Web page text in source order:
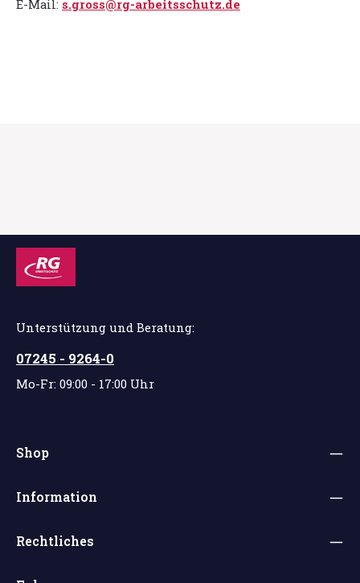
E-Mail: s.gross@rg-arbeitsschutz.de
Unterstützung und Beratung:
07245 - 9264-0
Mo-Fr: 09:00 - 17:00 Uhr
Shop
Information
Rechtliches